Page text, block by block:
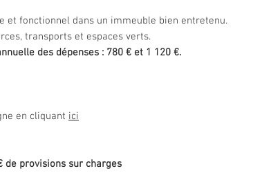
et fonctionnel dans un immeuble bien entretenu.
transports et espaces verts.
des dépenses : 780 € et 1 120 €.
en cliquant ici
de provisions sur charges